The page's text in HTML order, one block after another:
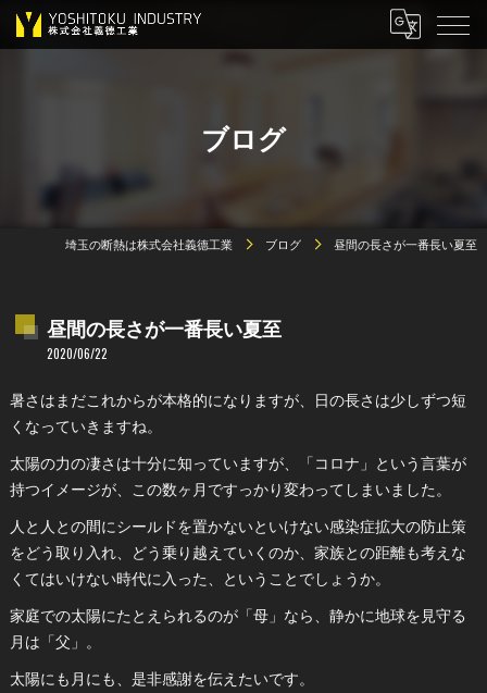
ブログ
埼玉の断熱は株式会社義德工業 ブログ 昼間の長さが一番長い夏至
昼間の長さが一番長い夏至
2020/06/22
暑さはまだこれからが本格的になりますが、日の長さは少しずつ短
くなっていきますね。
太陽の力の凄さは十分に知っていますが、「コロナ」という言葉が
持つイメージが、この数ヶ月ですっかり変わってしまいました。
人と人との間にシールドを置かないといけない感染症拡大の防止策
をどう取り入れ、どう乗り越えていくのか、家族との距離も考えな
くてはいけない時代に入った、ということでしょうか。
家庭での太陽にたとえられるのが「母」なら、静かに地球を見守る
月は「父」。
太陽にも月にも、是非感謝を伝えたいです。